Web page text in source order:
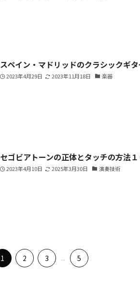
スペイン・マドリッドのクラシックギ
2023年4月29日 2023年11月18日 楽器
セゴビアトーンの正体とタッチの方法１
2023年4月10日 2025年3月30日 演奏技術
1 2 3 ... 5